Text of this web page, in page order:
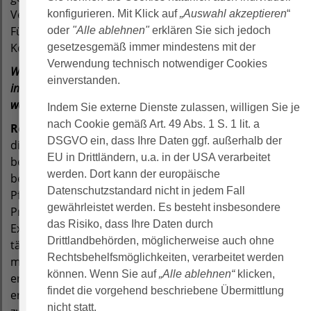
Vereine optimiert werden muss. Wir haben eine
Fürsorgepflicht gegenüber den internationalen
Kolleg:innen und nehmen diese sehr ernst.
Wenn du einen Wunsch frei hättest, um die Integration von
internationalen Fachkräften in Deutschland
weiterzuentwickeln, welcher wäre es?
Regine Kracht:Ich habe den Wunsch, dass Menschen,
die im ersten Anlauf die Anerkennungsprüfung nicht
bestanden haben, eine zweite Chance erhalten. Ohne
bestandene Prüfung kommen sie nicht über den Status
Pflegehelfer:in hinaus. Sie sollten nach fünf Jahren
Praxisarbeit erneut die Chance erhalten, die
Examensprüfung zu bestehen und als Pflegefachkraft
tätig zu werden. Gründe für Nichtbestehen sind
multifaktoriell. Menschen sollten neue Perspektiven
erhalten. Die Bundesregierung müsste statistisch
erfassen, wie viele Menschen in ihre Heimat
konfigurieren. Mit Klick auf „Auswahl akzeptieren“
oder "Alle ablehnen"erklären Sie sich jedoch
gesetzesgemäß immer mindestens mit der
Verwendung technisch notwendiger Cookies
einverstanden.
Indem Sie externe Dienste zulassen, willigen Sie je
nach Cookie gemäß Art. 49 Abs. 1 S. 1 lit. a
DSGVO ein, dass Ihre Daten ggf. außerhalb der
EU in Drittländern, u.a. in der USA verarbeitet
werden. Dort kann der europäische
Datenschutzstandard nicht in jedem Fall
gewährleistet werden. Es besteht insbesondere
das Risiko, dass Ihre Daten durch
Drittlandbehörden, möglicherweise auch ohne
Rechtsbehelfsmöglichkeiten, verarbeitet werden
können. Wenn Sie auf „Alle ablehnen“klicken,
findet die vorgehend beschriebene Übermittlung
nicht statt.